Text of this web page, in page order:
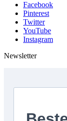
Facebook
Pinterest
Twitter
YouTube
Instagram
Newsletter